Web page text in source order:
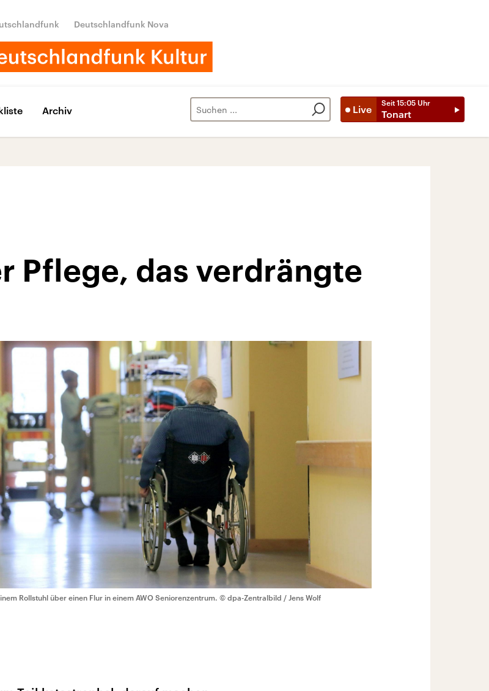
Deutschlandfunk Nova
Live
Seit 15:05 Uhr
Tonart
Archiv
Pflege, das verdrängte
Rollstuhl über einen Flur in einem AWO Seniorenzentrum. © dpa-Zentralbild / Jens Wolf